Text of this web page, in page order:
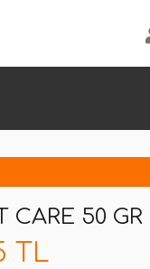
CARE 50
TL